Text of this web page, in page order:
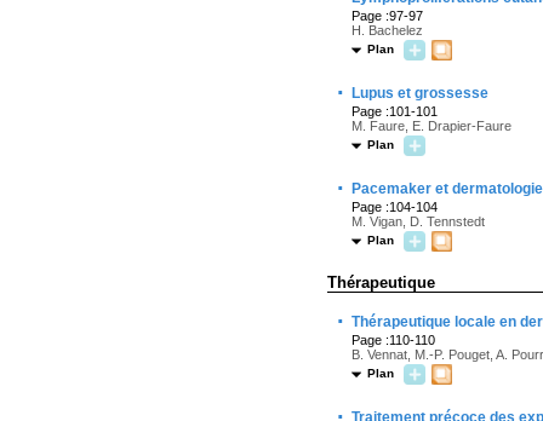
Page :97-97
H. Bachelez
Plan
· Lupus et grossesse
Page :101-101
M. Faure, E. Drapier-Faure
Plan
· Pacemaker et dermatologie
Page :104-104
M. Vigan, D. Tennstedt
Plan
Thérapeutique
· Thérapeutique locale en
Page :110-110
B. Vennat, M.-P. Pouget, A.
Plan
Traitement précoce des